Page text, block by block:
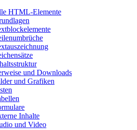
HTML-Elemente
und Downloads
und Grafiken
Inhalte
und Video